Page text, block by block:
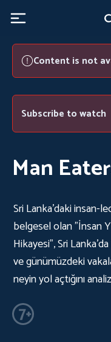
Content is not
Subscribe to watch
Man
Sri Lanka'daki insan-
belgesel olan "İnsan
Hikayesi", Sri
ve günümüzdeki
neyin yol açtığını